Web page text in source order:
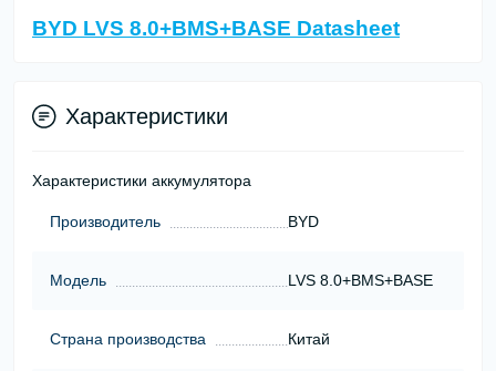
BYD LVS 8.0+BMS+BASE Datasheet
Характеристики
Характеристики аккумулятора
Производитель BYD
Модель LVS 8.0+BMS+BASE
Страна производства Китай